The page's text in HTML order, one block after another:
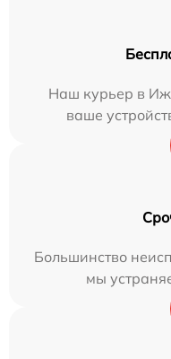
Наш курьер в
ваше
Большинство
мы